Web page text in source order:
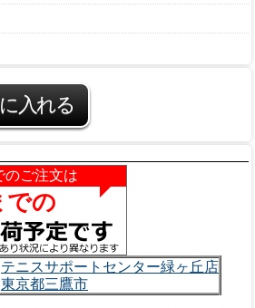
テニスサポートセンター緑ヶ丘店
東京都三鷹市